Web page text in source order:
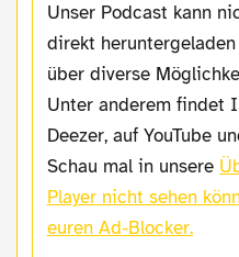
Unser Podcast kann nicht nur über den Player
direkt
über diverse
Unter anderem findet
Deezer, auf YouTube
Schau mal in unsere
Player nicht sehen
euren Ad-Blocker.